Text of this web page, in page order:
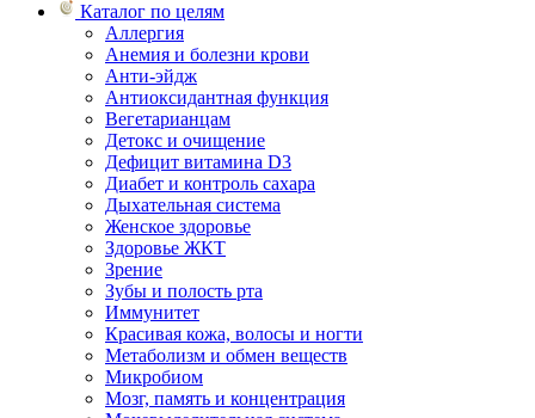
Каталог по целям
Аллергия
Анемия и болезни крови
Анти-эйдж
Антиоксидантная функция
Вегетарианцам
Детокс и очищение
Дефицит витамина D3
Диабет и контроль сахара
Дыхательная система
Женское здоровье
Здоровье ЖКТ
Зрение
Зубы и полость рта
Иммунитет
Красивая кожа, волосы и ногти
Метаболизм и обмен веществ
Микробиом
Мозг, память и концентрация